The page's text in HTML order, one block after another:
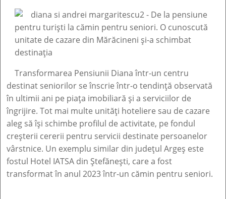
Transformarea Pensiunii Diana într-un centru
destinat seniorilor se înscrie într-o tendință observată
în ultimii ani pe piața imobiliară și a serviciilor de
îngrijire. Tot mai multe unități hoteliere sau de cazare
aleg să își schimbe profilul de activitate, pe fondul
creșterii cererii pentru servicii destinate persoanelor
vârstnice. Un exemplu similar din județul Argeș este
fostul Hotel IATSA din Ștefănești, care a fost
transformat în anul 2023 într-un cămin pentru seniori.